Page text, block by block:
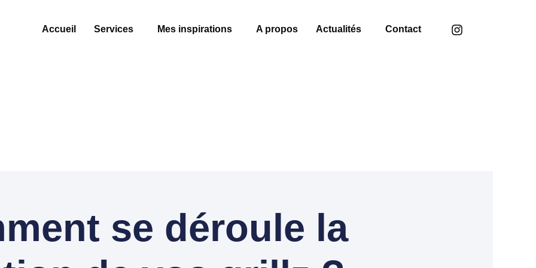
Accueil Services Mes inspirations A propos Actualités Contact
se déroule la